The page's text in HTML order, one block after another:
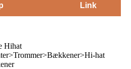
Link
Hihat
hat